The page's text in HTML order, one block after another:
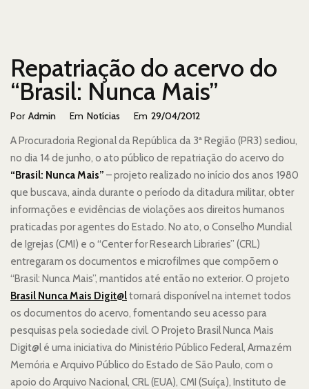
Repatriação do acervo do
“Brasil: Nunca Mais”
Por Admin Categorias
Em Notícias
Postado
Em 29/04/2012
A Procuradoria Regional da República da 3ª Região (PR3) sediou,
no dia 14 de junho, o ato público de repatriação do acervo do
“Brasil: Nunca Mais” – projeto realizado no início dos anos 1980
que buscava, ainda durante o período da ditadura militar, obter
informações e evidências de violações aos direitos humanos
praticadas por agentes do Estado. No ato, o Conselho Mundial
de Igrejas (CMI) e o “Center for Research Libraries” (CRL)
entregaram os documentos e microfilmes que compõem o
“Brasil: Nunca Mais”, mantidos até então no exterior. O projeto
Brasil Nunca Mais Digit@ltornará disponível na internet todos
os documentos do acervo, fomentando seu acesso para
pesquisas pela sociedade civil. O Projeto Brasil Nunca Mais
Digit@l é uma iniciativa do Ministério Público Federal, Armazém
Memória e Arquivo Público do Estado de São Paulo, com o
apoio do Arquivo Nacional, CRL (EUA), CMI (Suíça), Instituto de